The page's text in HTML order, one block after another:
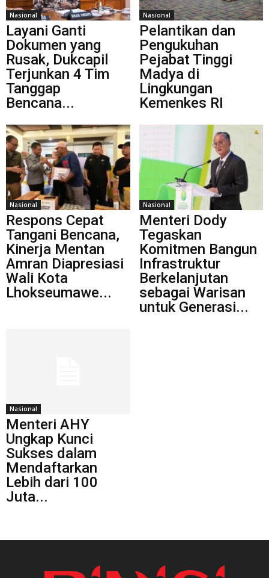
Nasional
Layani Ganti
Dokumen yang
Rusak, Dukcapil
Terjunkan 4 Tim
Tanggap
Bencana...
Nasional
Pelantikan dan
Pengukuhan
Pejabat Tinggi
Madya di
Lingkungan
Kemenkes RI
Nasional
Respons Cepat
Tangani Bencana,
Kinerja Mentan
Amran Diapresiasi
Wali Kota
Lhokseumawe...
Nasional
Menteri Dody
Tegaskan
Komitmen Bangun
Infrastruktur
Berkelanjutan
sebagai Warisan
untuk Generasi...
Nasional
Menteri AHY
Ungkap Kunci
Sukses dalam
Mendaftarkan
Lebih dari 100
Juta...